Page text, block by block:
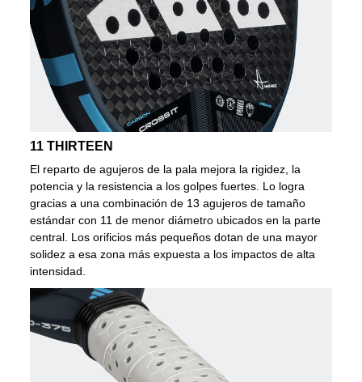
11 THIRTEEN
El reparto de agujeros de la pala mejora la rigidez, la
potencia y la resistencia a los golpes fuertes. Lo logra
gracias a una combinación de 13 agujeros de tamaño
estándar con 11 de menor diámetro ubicados en la parte
central. Los orificios más pequeños dotan de una mayor
solidez a esa zona más expuesta a los impactos de alta
intensidad.